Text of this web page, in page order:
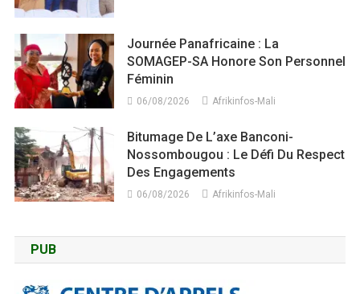
Journée Panafricaine : La
SOMAGEP-SA Honore Son Personnel
Féminin
06/08/2026 Afrikinfos-Mali
Bitumage De L’axe Banconi-
Nossombougou : Le Défi Du Respect
Des Engagements
06/08/2026 Afrikinfos-Mali
PUB